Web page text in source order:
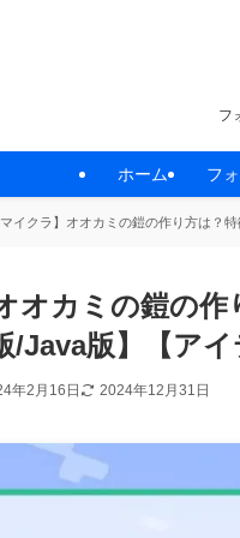
フ
ホーム フ
マイクラ】オオカミの鎧の作り方は？
オカミの鎧の
/Java版】【アイ
年2月16日 2024年12月31日